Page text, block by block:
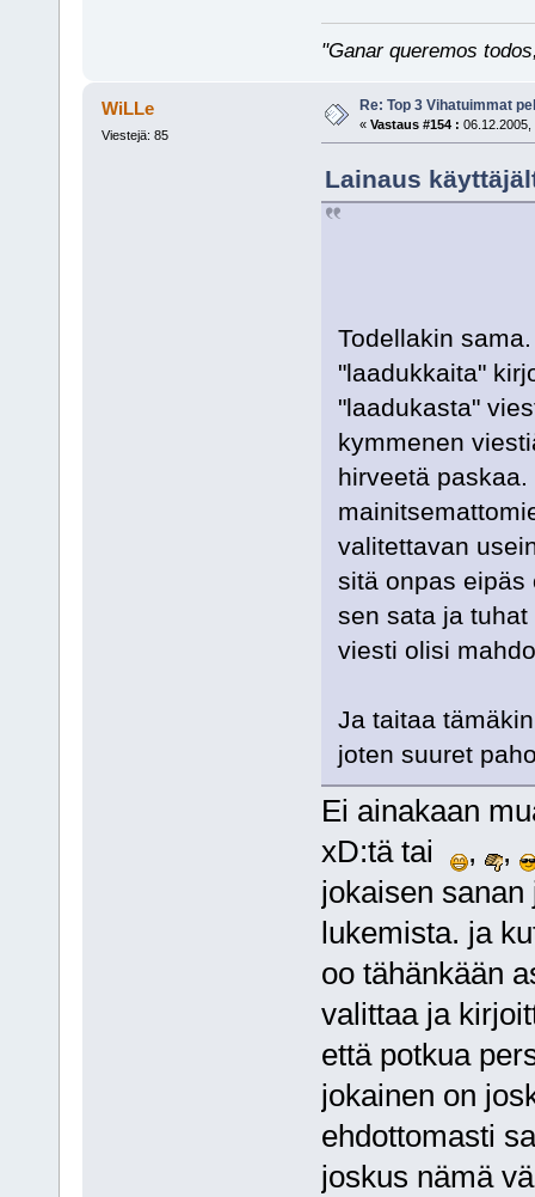
"Ganar queremos
WiLLe
Viestejä: 85
Re: Top 3 Vihatuimmat
« Vastaus #154 : 06.12.2005,
Lainaus
Todellakin
"laadukkaita"
"laadukasta"
kymmenen
hirveetä
valitettavan
sitä onpas eipäs
sen sata ja
viesti olisi
Ja taitaa
joten suuret
Ei ainakaan
xD:tä tai
,
,
jokaisen
lukemista. ja
oo tähänkään
valittaa ja
että potkua
jokainen on
ehdottomasti
joskus nämä